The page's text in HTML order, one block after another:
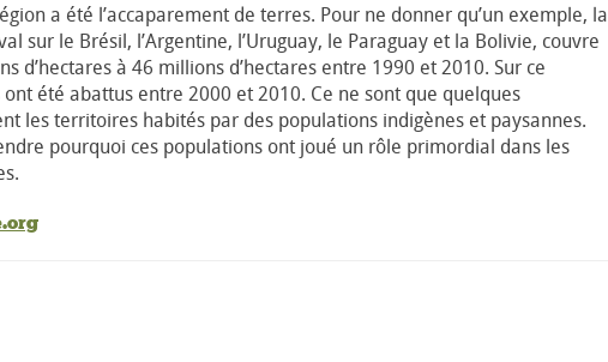
a été l’accaparement de terres. Pour ne donner qu’un exemple, la
sur le Brésil, l’Argentine, l’Uruguay, le Paraguay et la Bolivie, couvre
d’hectares à 46 millions d’hectares entre 1990 et 2010. Sur ce
été abattus entre 2000 et 2010. Ce ne sont que quelques
les territoires habités par des populations indigènes et paysannes.
pourquoi ces populations ont joué un rôle primordial dans les